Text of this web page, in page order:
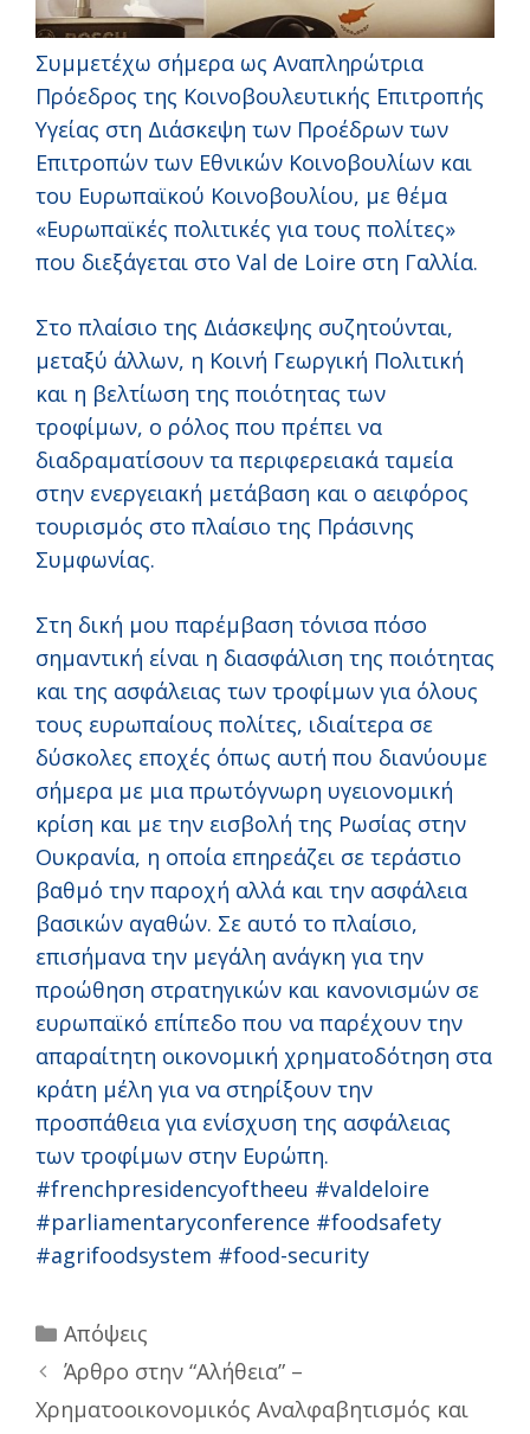
Συμμετέχω σήμερα ως Αναπληρώτρια
Πρόεδρος της Κοινοβουλευτικής Επιτροπής
Υγείας στη Διάσκεψη των Προέδρων των
Επιτροπών των Εθνικών Κοινοβουλίων και
του Ευρωπαϊκού Κοινοβουλίου, με θέμα
«Ευρωπαϊκές πολιτικές για τους πολίτες»
που διεξάγεται στο Val de Loire στη Γαλλία.
Στο πλαίσιο της Διάσκεψης συζητούνται,
μεταξύ άλλων, η Κοινή Γεωργική Πολιτική
και η βελτίωση της ποιότητας των
τροφίμων, ο ρόλος που πρέπει να
διαδραματίσουν τα περιφερειακά ταμεία
στην ενεργειακή μετάβαση και ο αειφόρος
τουρισμός στο πλαίσιο της Πράσινης
Συμφωνίας.
Στη δική μου παρέμβαση τόνισα πόσο
σημαντική είναι η διασφάλιση της ποιότητας
και της ασφάλειας των τροφίμων για όλους
τους ευρωπαίους πολίτες, ιδιαίτερα σε
δύσκολες εποχές όπως αυτή που διανύουμε
σήμερα με μια πρωτόγνωρη υγειονομική
κρίση και με την εισβολή της Ρωσίας στην
Ουκρανία, η οποία επηρεάζει σε τεράστιο
βαθμό την παροχή αλλά και την ασφάλεια
βασικών αγαθών. Σε αυτό το πλαίσιο,
επισήμανα την μεγάλη ανάγκη για την
προώθηση στρατηγικών και κανονισμών σε
ευρωπαϊκό επίπεδο που να παρέχουν την
απαραίτητη οικονομική χρηματοδότηση στα
κράτη μέλη για να στηρίξουν την
προσπάθεια για ενίσχυση της ασφάλειας
των τροφίμων στην Ευρώπη.
#frenchpresidencyoftheeu #valdeloire
#parliamentaryconference #foodsafety
#agrifoodsystem #food-security
Categories
Απόψεις
Άρθρο στην “Αλήθεια” –
Χρηματοοικονομικός Αναλφαβητισμός και